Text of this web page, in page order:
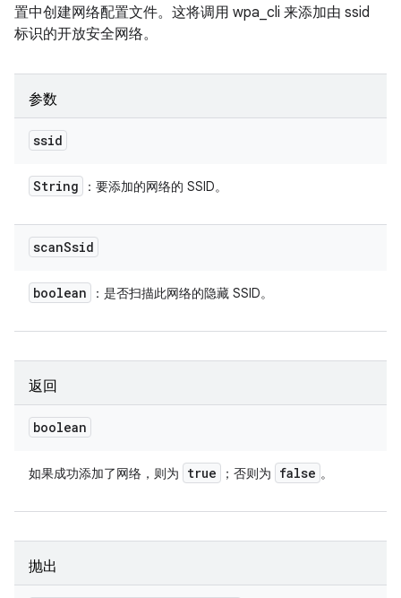
置中创建网络配置文件。这将调用 wpa_cli 来添加由 ssid
标识的开放安全网络。
参数
ssid
String ：要添加的网络的 SSID。
scanSsid
boolean ：是否扫描此网络的隐藏 SSID。
返回
boolean
如果成功添加了网络，则为 true ；否则为 false 。
抛出